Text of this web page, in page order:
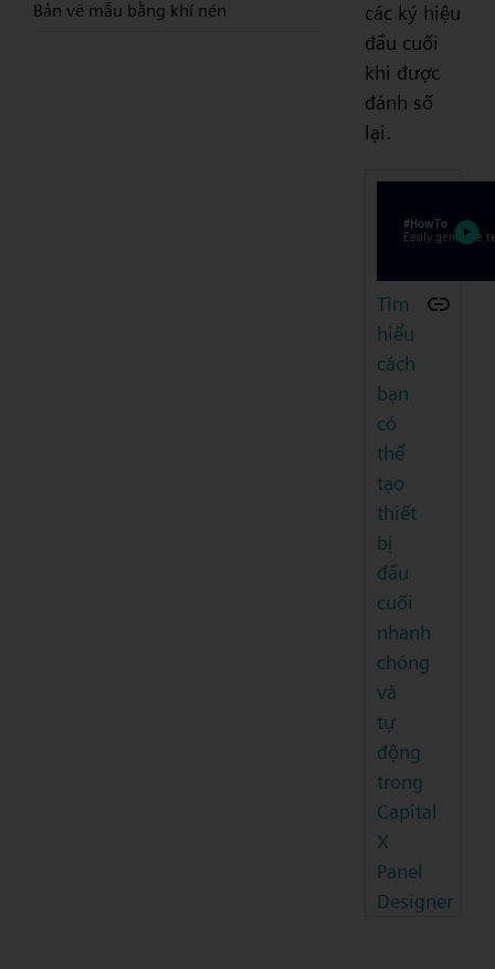
Bản vẽ mẫu bằng khí nén
các ký hiệu
đầu cuối
khi được
đánh số
lại.
Tìm
hiểu
cách
bạn
có
thể
tạo
thiết
bị
đầu
cuối
nhanh
chóng
và
tự
động
trong
Capital
X
Panel
Designer